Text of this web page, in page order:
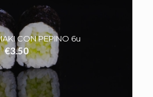
CON PEPINO 6u
€3.50